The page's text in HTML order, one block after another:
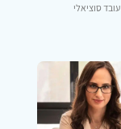
עובד סוציאלי